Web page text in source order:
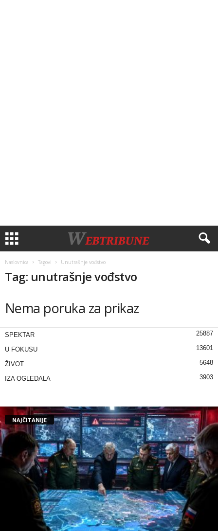
Naslovnica Tagovi Unutrašnje vođstvo
Tag: unutrašnje vođstvo
Nema poruka za prikaz
SPEKTAR 25887
U FOKUSU 13601
ŽIVOT 5648
IZA OGLEDALA 3903
NAJČITANIJE